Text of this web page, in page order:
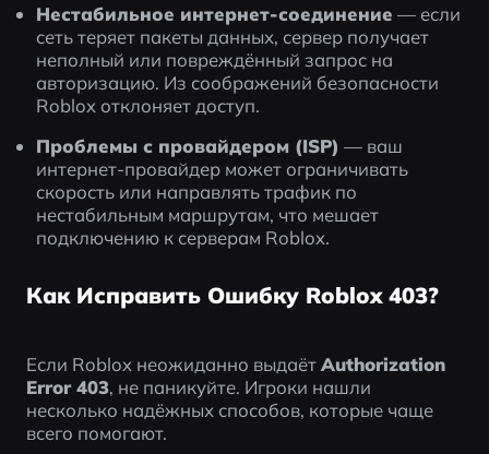
Нестабильное интернет-соединение — если
сеть теряет пакеты данных, сервер получает
неполный или повреждённый запрос на
авторизацию. Из соображений безопасности
Roblox отклоняет доступ.
Проблемы с провайдером (ISP) — ваш
интернет-провайдер может ограничивать
скорость или направлять трафик по
нестабильным маршрутам, что мешает
подключению к серверам Roblox.
Как Исправить Ошибку Roblox 403?
Если Roblox неожиданно выдаёт Authorization
Error 403, не паникуйте. Игроки нашли
несколько надёжных способов, которые чаще
всего помогают.